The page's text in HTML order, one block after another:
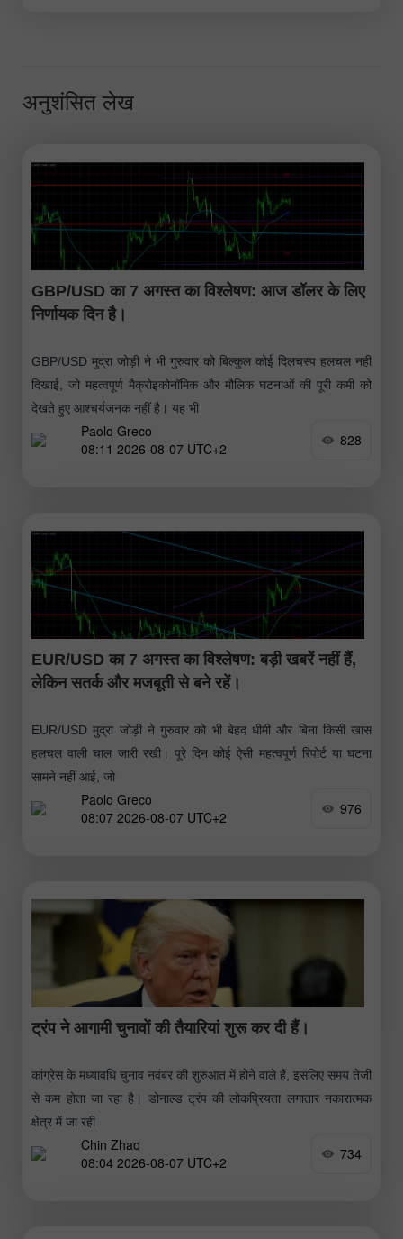
अनुशंसित लेख
GBP/USD का 7 अगस्त का विश्लेषण: आज डॉलर के लिए
निर्णायक दिन है।
GBP/USD मुद्रा जोड़ी ने भी गुरुवार को बिल्कुल कोई दिलचस्प हलचल नहीं
दिखाई, जो महत्वपूर्ण मैक्रोइकोनॉमिक और मौलिक घटनाओं की पूरी कमी को
देखते हुए आश्चर्यजनक नहीं है। यह भी
Paolo Greco
08:11 2026-08-07 UTC+2
828
EUR/USD का 7 अगस्त का विश्लेषण: बड़ी खबरें नहीं हैं,
लेकिन सतर्क और मजबूती से बने रहें।
EUR/USD मुद्रा जोड़ी ने गुरुवार को भी बेहद धीमी और बिना किसी खास
हलचल वाली चाल जारी रखी। पूरे दिन कोई ऐसी महत्वपूर्ण रिपोर्ट या घटना
सामने नहीं आई, जो
Paolo Greco
08:07 2026-08-07 UTC+2
976
ट्रंप ने आगामी चुनावों की तैयारियां शुरू कर दी हैं।
कांग्रेस के मध्यावधि चुनाव नवंबर की शुरुआत में होने वाले हैं, इसलिए समय तेजी
से कम होता जा रहा है। डोनाल्ड ट्रंप की लोकप्रियता लगातार नकारात्मक
क्षेत्र में जा रही
Chin Zhao
08:04 2026-08-07 UTC+2
734